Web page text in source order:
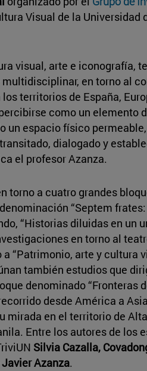
Visual de la Universidad
visual, arte e iconografía,
en torno al
territorios de España,
como un elemento
un espacio físico
dialogado y
el profesor Azanza.
torno a cuatro grandes
“Septem
“Historias diluidas en un
en torno al
“Patrimonio, arte y cultura
también estudios que
denominado “Fronteras
desde América a
mirada en el territorio de
Entre los autores de los
Silvia Cazalla,
Azanza.